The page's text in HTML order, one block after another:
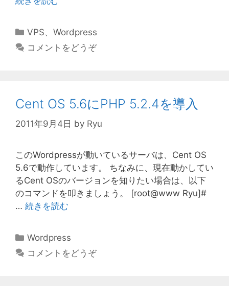
カ
テ
VPS、Wordpress
コメントをどうぞ
Cent OS 5.6にPHP 5.2.4を導入
2011年9月4日 by Ryu
このWordpressが動いているサーバは、Cent OS
5.6で動作しています。 ちなみに、現在動かしてい
るCent OSのバージョンを知りたい場合は、以下
のコマンドを叩きましょう。 [root@www Ryu]#
… 続きを読む
カ
Wordpress
コメントをどうぞ